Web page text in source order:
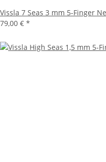
Vissla 7 Seas 3 mm 5-Finger
79,00 € *